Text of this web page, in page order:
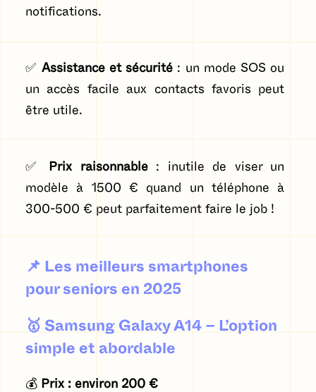
notifications.
✅ Assistance et sécurité : un mode SOS ou
un accès facile aux contacts favoris peut
être utile.
✅ Prix raisonnable: inutile de viser un
modèle à 1500 € quand un téléphone à
300-500 € peut parfaitement faire le job !
📌 Les meilleurs smartphones
pour seniors en 2025
🥇 Samsung Galaxy A14 – L’option
simple et abordable
💰 Prix : environ 200 €